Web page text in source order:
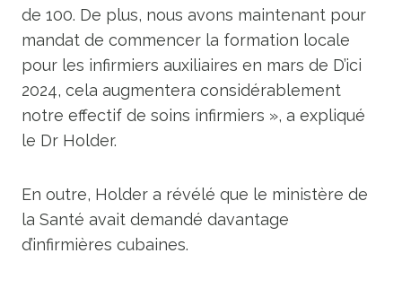
de 100. De plus, nous avons maintenant pour
mandat de commencer la formation locale
pour les infirmiers auxiliaires en mars de D’ici
2024, cela augmentera considérablement
notre effectif de soins infirmiers », a expliqué
le Dr Holder.
En outre, Holder a révélé que le ministère de
la Santé avait demandé davantage
d’infirmières cubaines.